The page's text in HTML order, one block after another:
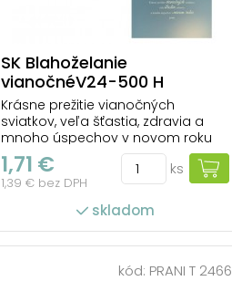
SK Blahoželanie
vianočnéV24-500 H
Krásne prežitie vianočných
sviatkov, veľa šťastia, zdravia a
mnoho úspechov v novom roku
praje
1,71 €
1,39 € bez DPH
ks
skladom
kód: PRANI T 2466